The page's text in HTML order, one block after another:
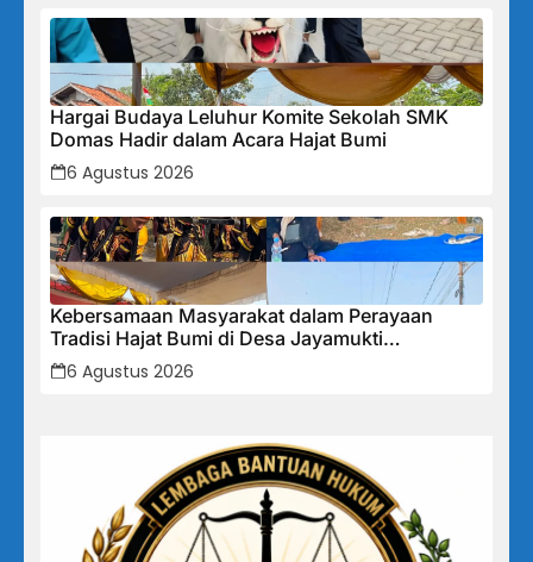
Hargai Budaya Leluhur Komite Sekolah SMK
Domas Hadir dalam Acara Hajat Bumi
6 Agustus 2026
Kebersamaan Masyarakat dalam Perayaan
Tradisi Hajat Bumi di Desa Jayamukti
Kecamatan Banyusari
6 Agustus 2026